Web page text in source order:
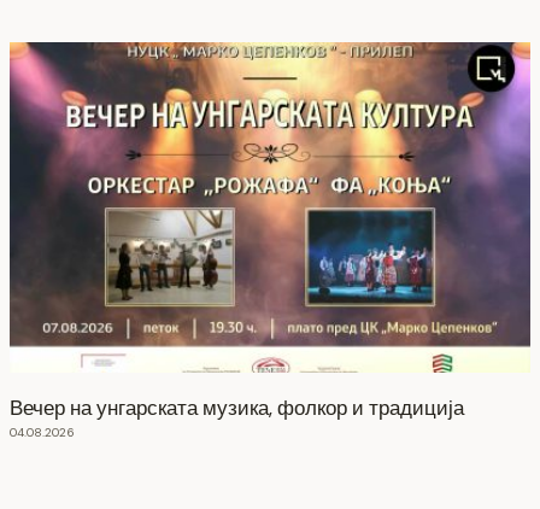
Вечер на унгарската музика, фолкор и традиција
04.08.2026